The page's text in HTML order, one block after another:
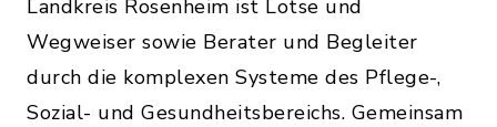
Landkreis Rosenheim ist Lotse und
Wegweiser sowie Berater und Begleiter
durch die komplexen Systeme des Pflege-,
Sozial- und Gesundheitsbereichs. Gemeinsam